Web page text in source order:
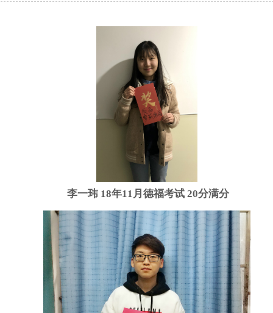
李一玮 18年11月德福考试 20分满分